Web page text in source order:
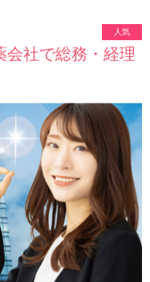
人気
会社で総務・経理